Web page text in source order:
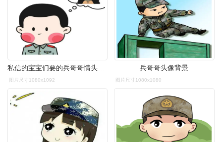
图片尺寸1080x1092
兵哥哥头像背景
图片尺寸1080x1080